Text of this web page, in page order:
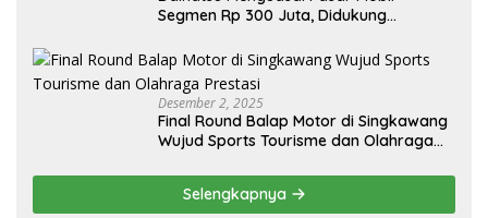
Segmen Rp 300 Juta, Didukung
Desember 2, 2025
Final Round Balap Motor di Singkawang
Wujud Sports Tourisme dan Olahraga
Selengkapnya